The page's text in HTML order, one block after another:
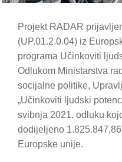
Projekt RADAR
(UP.01.2.0.04) iz
programa Učinkoviti
Odlukom Ministarstva
socijalne politike,
„Učinkoviti ljudski
svibnja 2021. odluku
dodijeljeno
Europske unije.